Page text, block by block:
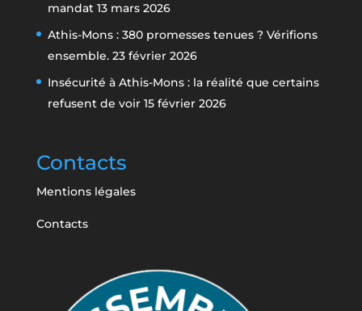
mandat 13 mars 2026
Athis-Mons : 380 promesses tenues ? Vérifions
ensemble. 23 février 2026
Insécurité à Athis-Mons : la réalité que certains
refusent de voir 15 février 2026
Contacts
Mentions légales
Contacts